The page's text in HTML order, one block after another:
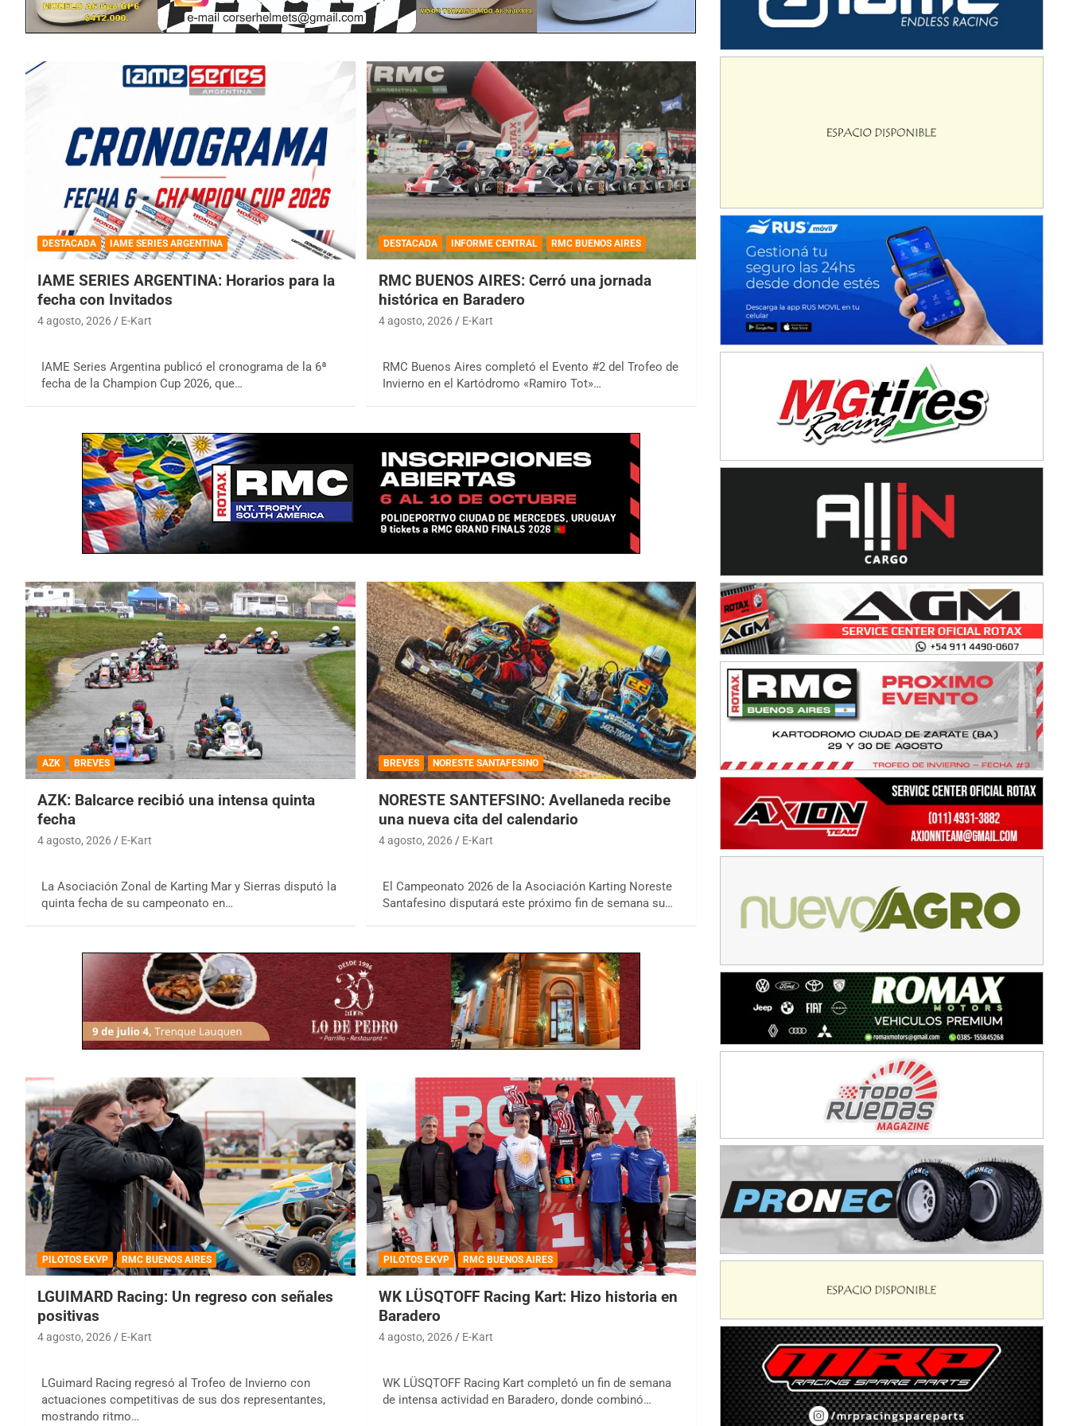
DESTACADA IAME SERIES ARGENTINA
IAME SERIES ARGENTINA: Horarios para la
fecha con Invitados
4 agosto, 2026 E-Kart
IAME Series Argentina publicó el cronograma de la 6ª
fecha de la Champion Cup 2026, que…
DESTACADA INFORME CENTRAL RMC BUENOS AIRES
RMC BUENOS AIRES: Cerró una jornada
histórica en Baradero
4 agosto, 2026 E-Kart
RMC Buenos Aires completó el Evento #2 del Trofeo de
Invierno en el Kartódromo «Ramiro Tot»…
AZK BREVES
AZK: Balcarce recibió una intensa quinta
fecha
4 agosto, 2026 E-Kart
La Asociación Zonal de Karting Mar y Sierras disputó la
quinta fecha de su campeonato en…
BREVES NORESTE SANTAFESINO
NORESTE SANTEFSINO: Avellaneda recibe
una nueva cita del calendario
4 agosto, 2026 E-Kart
El Campeonato 2026 de la Asociación Karting Noreste
Santafesino disputará este próximo fin de semana su…
PILOTOS EKVP RMC BUENOS AIRES
LGUIMARD Racing: Un regreso con señales
positivas
4 agosto, 2026 E-Kart
LGuimard Racing regresó al Trofeo de Invierno con
actuaciones competitivas de sus dos representantes,
mostrando ritmo…
PILOTOS EKVP RMC BUENOS AIRES
WK LÜSQTOFF Racing Kart: Hizo historia en
Baradero
4 agosto, 2026 E-Kart
WK LÜSQTOFF Racing Kart completó un fin de semana
de intensa actividad en Baradero, donde combinó…
KDO - F6
Trenque Lauquen (Buenos Aires)
PATAGONICO - F6
Moto Club Reginense (Tierra)
CSK - F7
Juventud Unida (Tierra)
NORESTE SANTAFESINO - F6
Ciudad de Avellaneda (Asfalto)
SUR SANTAFESINO - F4
José Samuel Sánchez (Tierra)
Rufino (Santa Fe)
Juan Navarro (Asfalto)